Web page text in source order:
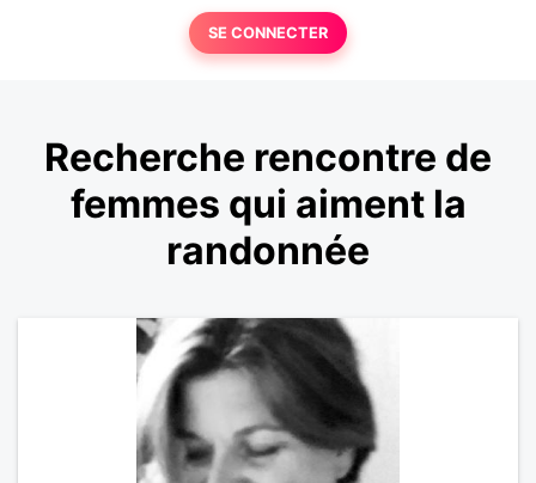
SE CONNECTER
Recherche rencontre de
femmes qui aiment la
randonnée